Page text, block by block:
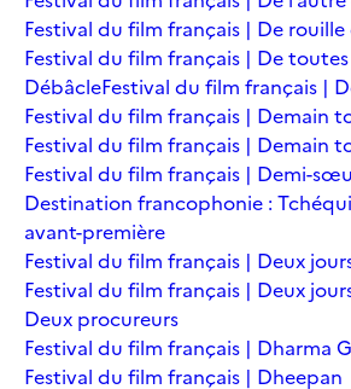
Festival du film français | De rouille
Festival du film français | De
DébâcleFestival du film français |
Festival du film français | Demain
Festival du film français | Demain
Festival du film français | Demi-
Destination francophonie :
avant-première
Festival du film français | Deux
Festival du film français | Deux
Deux procureurs
Festival du film français | Dharma
Festival du film français | Dheepan